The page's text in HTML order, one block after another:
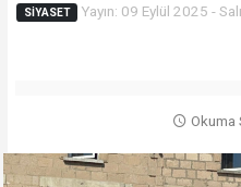
SIYASET Yayın: 09 Eylül 2025 -
Okuma